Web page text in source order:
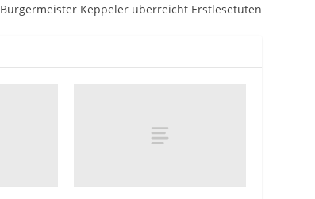
Bürgermeister Keppeler überreicht Erstlesetüten